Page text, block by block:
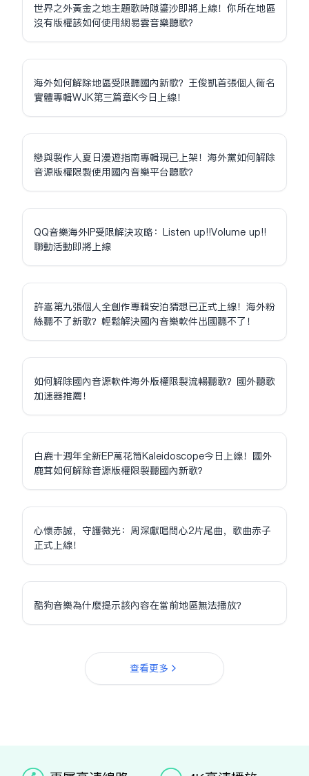
世界之外黃金之地主題歌時隙鎏沙即將上線！你所在地區
沒有版權該如何使用網易雲音樂聽歌？
海外如何解除地區受限聽國內新歌？王俊凱首張個人同名
實體專輯WJK第三篇章K今日上線！
戀與製作人夏日漫遊指南專輯現已上架！海外黨如何解除
音源版權限制使用國內音樂平台聽歌？
QQ音樂海外IP受限解決攻略：Listen up!!Volume up!!
聯動活動即將上線
許嵩第九張個人全創作專輯安泊猜想已正式上線！海外粉
絲聽不了新歌？輕鬆解決國內音樂軟件出國聽不了！
如何解除國內音源軟件海外版權限制流暢聽歌？國外聽歌
加速器推薦！
白鹿十週年全新EP萬花筒Kaleidoscope今日上線！國外
鹿茸如何解除音源版權限制聽國內新歌？
心懷赤誠，守護微光：周深獻唱問心2片尾曲，歌曲赤子
正式上線！
酷狗音樂為什麼提示該內容在當前地區無法播放？
查看更多